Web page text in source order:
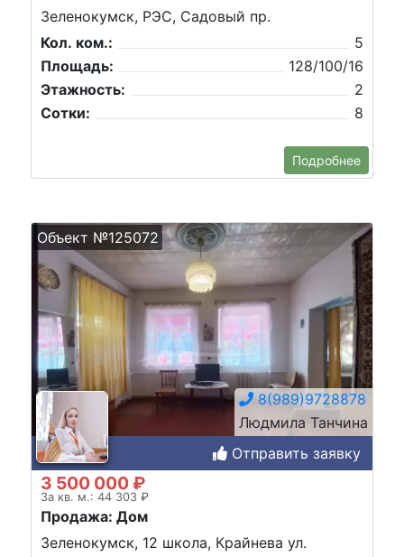
Зеленокумск, РЭС, Садовый пр.
Кол. ком.:
5
Площадь:
128/100/16
Этажность:
2
Сотки:
8
Подробнее
Объект №125072
8(989)9728878
Людмила Танчина
Отправить заявку
3 500 000 ₽
За кв. м.: 44 303 ₽
Продажа: Дом
Зеленокумск, 12 школа, Крайнева ул.